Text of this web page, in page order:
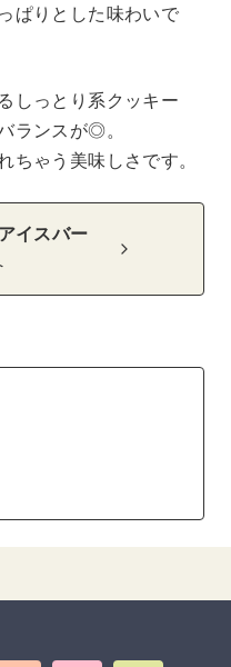
ぱりとした味わいで
しっとり系クッキー
ランスが◎。
ゃう美味しさです。
イスバー